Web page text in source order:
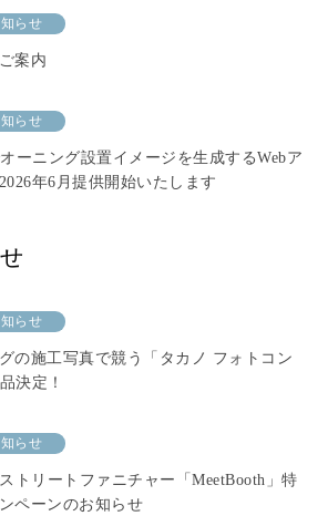
らせ
案内
らせ
ーニング設置イメージを生成するWebア
年6月提供開始いたします
らせ
の施工写真で競う「タカノ フォトコン
決定！
らせ
トリートファニチャー「MeetBooth」特
ペーンのお知らせ